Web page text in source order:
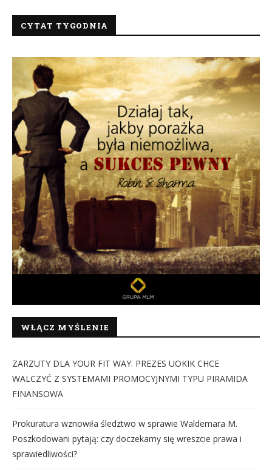
CYTAT TYGODNIA
WŁĄCZ MYŚLENIE
ZARZUTY DLA YOUR FIT WAY. PREZES UOKIK CHCE
WALCZYĆ Z SYSTEMAMI PROMOCYJNYMI TYPU PIRAMIDA
FINANSOWA
Prokuratura wznowiła śledztwo w sprawie Waldemara M.
Poszkodowani pytają: czy doczekamy się wreszcie prawa i
sprawiedliwości?